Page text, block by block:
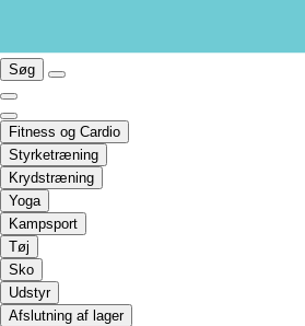
Søg
Fitness og Cardio
Styrketræning
Krydstræning
Yoga
Kampsport
Tøj
Sko
Udstyr
Afslutning af lager